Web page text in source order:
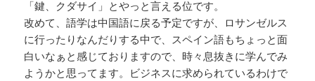
「鍵、クダサイ」とやっと言える位です。
改めて、語学は中国語に戻る予定ですが、ロサンゼルス
に行ったりなんだりする中で、スペイン語もちょっと面
白いなぁと感じておりますので、時々息抜きに学んでみ
ようかと思ってます。ビジネスに求められているわけで